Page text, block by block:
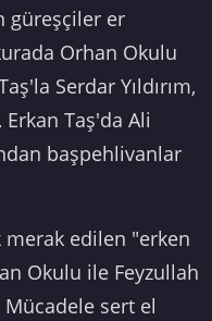
güreşçiler er
Orhan Okulu
Serdar Yıldırım,
Taş'da Ali
başpehlivanlar
merak edilen "erken
Okulu ile Feyzullah
sert el